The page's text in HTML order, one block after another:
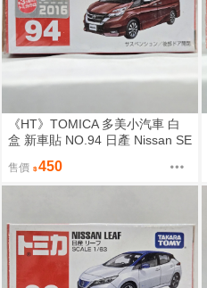
《HT》TOMICA 多美小汽車 白
盒 新車貼 NO.94 日產 Nissan SE
售價 450